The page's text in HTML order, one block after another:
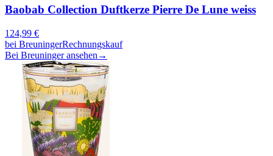
Baobab Collection Duftkerze Pierre De Lune weiss
124,99 €
bei BreuningerRechnungskauf
Bei Breuninger ansehen →